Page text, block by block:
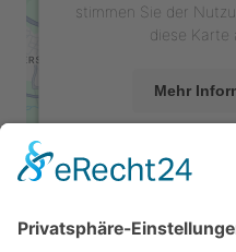
stimmen Sie der
diese Karte
Mehr